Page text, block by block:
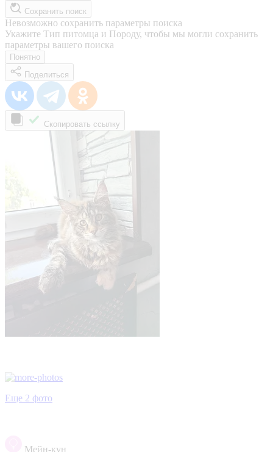
Сохранить поиск
Невозможно сохранить параметры поиска
Укажите Тип питомца и Породу, чтобы мы могли сохранить
параметры вашего поиска
Понятно
Поделиться
Скопировать ссылку
Еще 2 фото
Мейн-кун